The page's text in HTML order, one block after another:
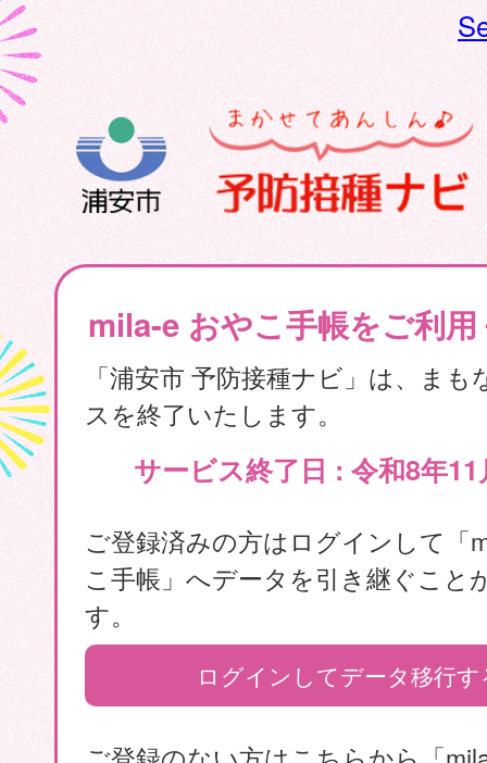
mila-e おやこ手帳をご利
「浦安市 予防接種ナビ」は、まも
スを終了いたします。
サービス終了日 : 令和8年11
ご登録済みの方はログインして「
こ手帳」へデータを引き継ぐこと
す。
ログインしてデータ移行す